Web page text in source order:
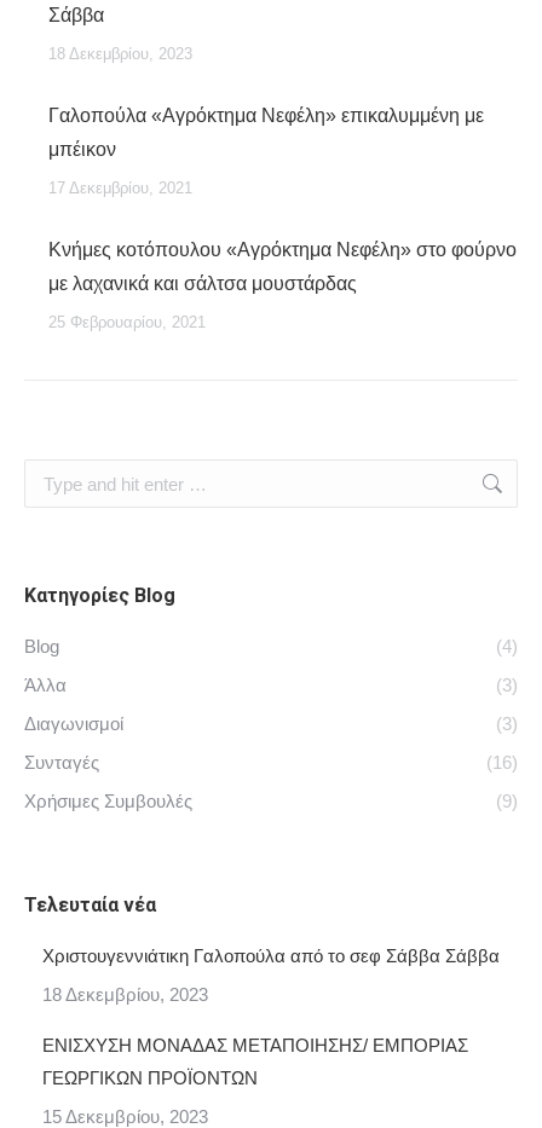
Σάββα
18 Δεκεμβρίου, 2023
Γαλοπούλα «Αγρόκτημα Νεφέλη» επικαλυμμένη με
μπέικον
17 Δεκεμβρίου, 2021
Κνήμες κοτόπουλου «Αγρόκτημα Νεφέλη» στο φούρνο
με λαχανικά και σάλτσα μουστάρδας
25 Φεβρουαρίου, 2021
Search:
Κατηγορίες Blog
Blog
(4)
Άλλα
(3)
Διαγωνισμοί
(3)
Συνταγές
(16)
Χρήσιμες Συμβουλές
(9)
Τελευταία νέα
Χριστουγεννιάτικη Γαλοπούλα από το σεφ Σάββα Σάββα
18 Δεκεμβρίου, 2023
ΕΝΙΣΧΥΣΗ ΜΟΝΑΔΑΣ ΜΕΤΑΠΟΙΗΣΗΣ/ ΕΜΠΟΡΙΑΣ
ΓΕΩΡΓΙΚΩΝ ΠΡΟΪΟΝΤΩΝ
15 Δεκεμβρίου, 2023